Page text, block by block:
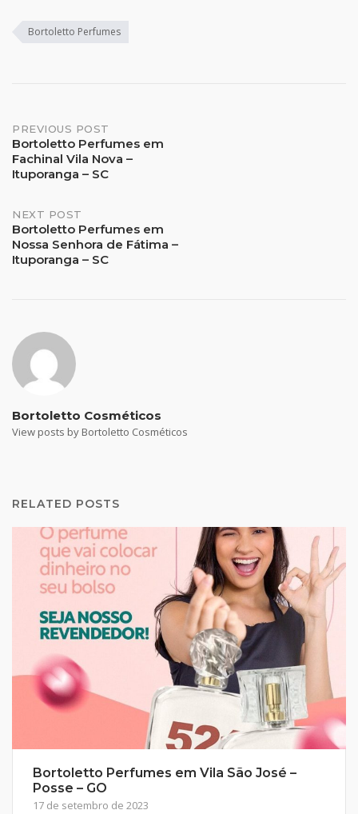
Bortoletto Perfumes
Post
navigation
PREVIOUS POST
Bortoletto Perfumes em
Fachinal Vila Nova –
Ituporanga – SC
NEXT POST
Bortoletto Perfumes em
Nossa Senhora de Fátima –
Ituporanga – SC
Bortoletto Cosméticos
View posts by Bortoletto Cosméticos
RELATED POSTS
Bortoletto Perfumes em Vila São José –
Posse – GO
17 de setembro de 2023